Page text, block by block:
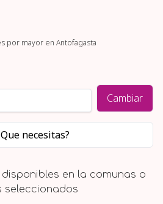
por mayor en Antofagasta
Cambiar
Que necesitas?
en la comunas o
seleccionados